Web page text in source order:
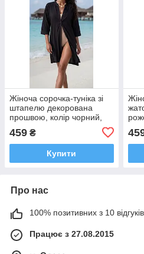
Жіноча сорочка-туніка зі
штапелю декорована
прошвою, колір чорний,
459 ₴
Купити
Про нас
100% позитивних з 10
Працює з 27.08.2015